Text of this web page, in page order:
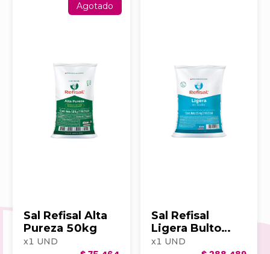
Agotado
Sal Refisal Alta
Pureza 50kg
x1 UND
Sal Refisal
Ligera Bulto
25kg
x1 UND